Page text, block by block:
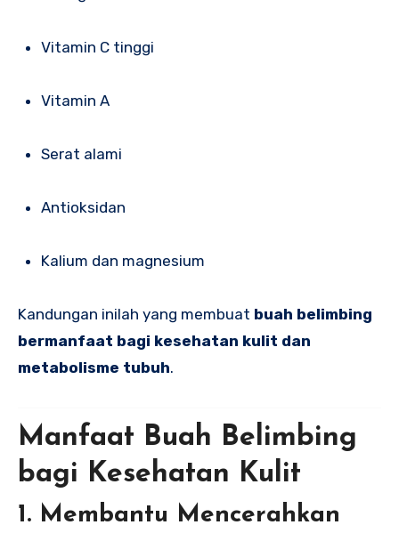
Vitamin C tinggi
Vitamin A
Serat alami
Antioksidan
Kalium dan magnesium
Kandungan inilah yang membuat buah belimbing
bermanfaat bagi kesehatan kulit dan
metabolisme tubuh.
Manfaat Buah Belimbing
bagi Kesehatan Kulit
1. Membantu Mencerahkan